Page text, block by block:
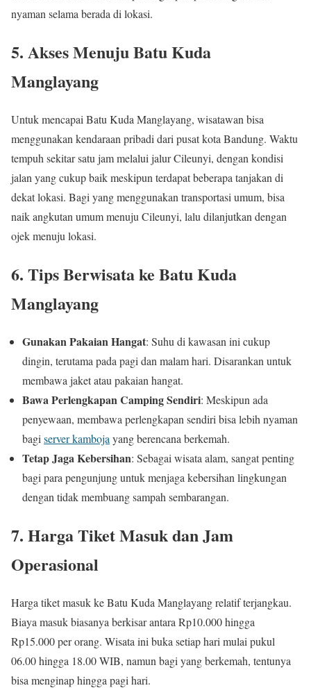
nyaman selama berada di lokasi.
5. Akses Menuju Batu Kuda
Manglayang
Untuk mencapai Batu Kuda Manglayang, wisatawan bisa
menggunakan kendaraan pribadi dari pusat kota Bandung. Waktu
tempuh sekitar satu jam melalui jalur Cileunyi, dengan kondisi
jalan yang cukup baik meskipun terdapat beberapa tanjakan di
dekat lokasi. Bagi yang menggunakan transportasi umum, bisa
naik angkutan umum menuju Cileunyi, lalu dilanjutkan dengan
ojek menuju lokasi.
6. Tips Berwisata ke Batu Kuda
Manglayang
Gunakan Pakaian Hangat: Suhu di kawasan ini cukup
dingin, terutama pada pagi dan malam hari. Disarankan untuk
membawa jaket atau pakaian hangat.
Bawa Perlengkapan Camping Sendiri: Meskipun ada
penyewaan, membawa perlengkapan sendiri bisa lebih nyaman
bagi server kamboja yang berencana berkemah.
Tetap Jaga Kebersihan: Sebagai wisata alam, sangat penting
bagi para pengunjung untuk menjaga kebersihan lingkungan
dengan tidak membuang sampah sembarangan.
7. Harga Tiket Masuk dan Jam
Operasional
Harga tiket masuk ke Batu Kuda Manglayang relatif terjangkau.
Biaya masuk biasanya berkisar antara Rp10.000 hingga
Rp15.000 per orang. Wisata ini buka setiap hari mulai pukul
06.00 hingga 18.00 WIB, namun bagi yang berkemah, tentunya
bisa menginap hingga pagi hari.